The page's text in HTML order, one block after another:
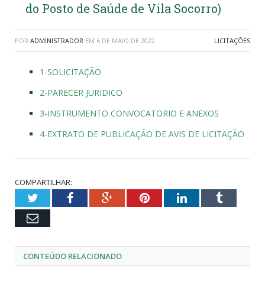
do Posto de Saúde de Vila Socorro)
POR ADMINISTRADOR EM 6 DE MAIO DE 2022 LICITAÇÕES
1-SOLICITAÇÃO
2-PARECER JURIDICO
3-INSTRUMENTO CONVOCATORIO E ANEXOS
4-EXTRATO DE PUBLICAÇÃO DE AVIS DE LICITAÇÃO
COMPARTILHAR:
TwitterFacebookGoogle+PinterestLinkedInTumblr
Email
CONTEÚDO RELACIONADO